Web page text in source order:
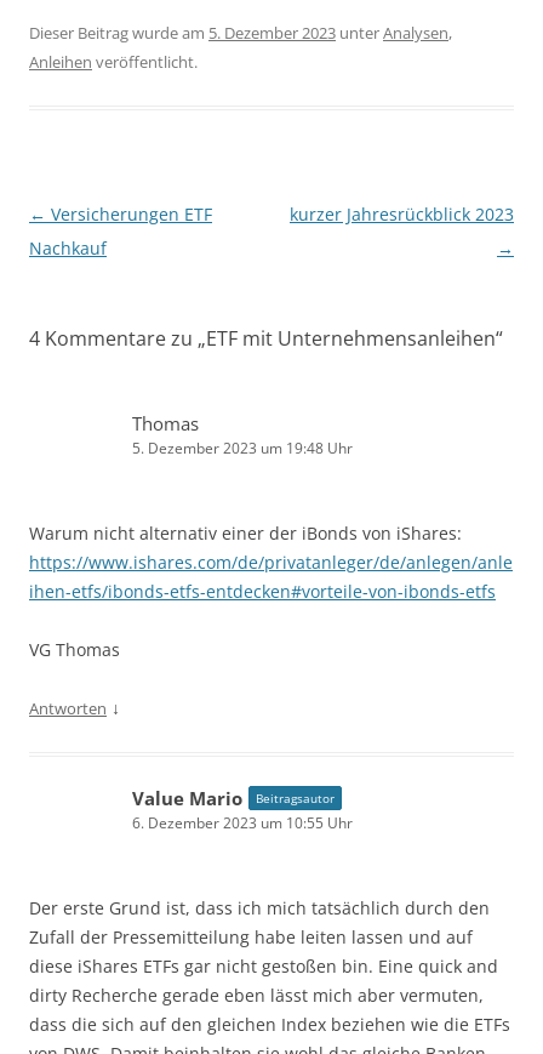
Dieser Beitrag wurde am 5. Dezember 2023 unterAnalysen,
Anleihen veröffentlicht.
Beitragsnavigation
← Versicherungen ETF
Nachkauf
kurzer Jahresrückblick 2023
→
4 Kommentare zu „ETF mit Unternehmensanleihen“
Thomas
5. Dezember 2023 um 19:48 Uhr
Warum nicht alternativ einer der iBonds von iShares:
https://www.ishares.com/de/privatanleger/de/anlegen/anle
ihen-etfs/ibonds-etfs-entdecken#vorteile-von-ibonds-etfs
VG Thomas
Antworten ↓
Value Mario Beitragsautor
6. Dezember 2023 um 10:55 Uhr
Der erste Grund ist, dass ich mich tatsächlich durch den
Zufall der Pressemitteilung habe leiten lassen und auf
diese iShares ETFs gar nicht gestoßen bin. Eine quick and
dirty Recherche gerade eben lässt mich aber vermuten,
dass die sich auf den gleichen Index beziehen wie die ETFs